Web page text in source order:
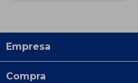
Empresa
Compra